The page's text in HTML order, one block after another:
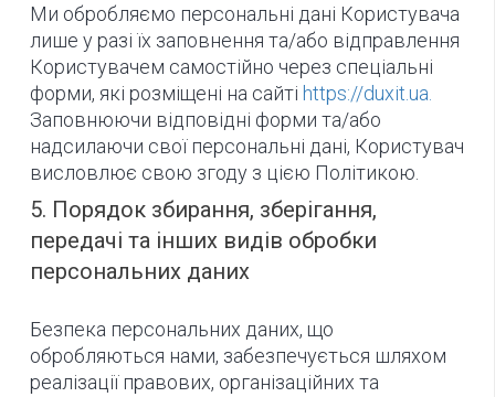
Ми обробляємо персональні дані Користувача
лише у разі їх заповнення та/або відправлення
Користувачем самостійно через спеціальні
форми, які розміщені на сайті https://duxit.ua.
Заповнюючи відповідні форми та/або
надсилаючи свої персональні дані, Користувач
висловлює свою згоду з цією Політикою.
5. Порядок збирання, зберігання,
передачі та інших видів обробки
персональних даних
Безпека персональних даних, що
обробляються нами, забезпечується шляхом
реалізації правових, організаційних та